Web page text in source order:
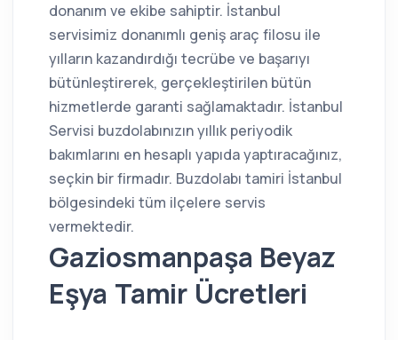
donanım ve ekibe sahiptir. İstanbul
servisimiz donanımlı geniş araç filosu ile
yılların kazandırdığı tecrübe ve başarıyı
bütünleştirerek, gerçekleştirilen bütün
hizmetlerde garanti sağlamaktadır. İstanbul
Servisi buzdolabınızın yıllık periyodik
bakımlarını en hesaplı yapıda yaptıracağınız,
seçkin bir firmadır. Buzdolabı tamiri İstanbul
bölgesindeki tüm ilçelere servis
vermektedir.
Gaziosmanpaşa Beyaz
Eşya Tamir Ücretleri